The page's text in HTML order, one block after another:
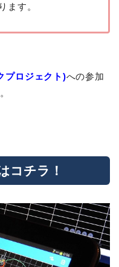
ます。
プロジェクト)への参加
コチラ！